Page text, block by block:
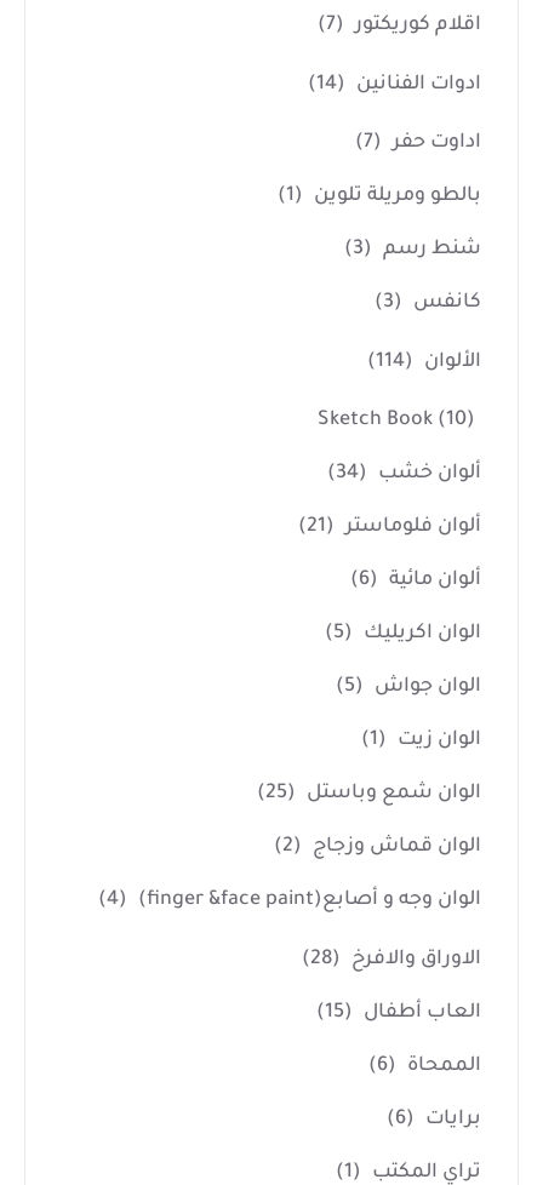
اقلام كوريكتور (7)
ادوات الفنانين (14)
اداوت حفر (7)
بالطو ومريلة تلوين (1)
شنط رسم (3)
كانفس (3)
الألوان (114)
Sketch Book (10)
ألوان خشب (34)
ألوان فلوماستر (21)
ألوان مائية (6)
الوان اكريليك (5)
الوان جواش (5)
الوان زيت (1)
الوان شمع وباستل (25)
الوان قماش وزجاج (2)
الوان وجه و أصابع(finger &face paint) (4)
الاوراق والافرخ (28)
العاب أطفال (15)
الممحاة (6)
برايات (6)
تراي المكتب (1)